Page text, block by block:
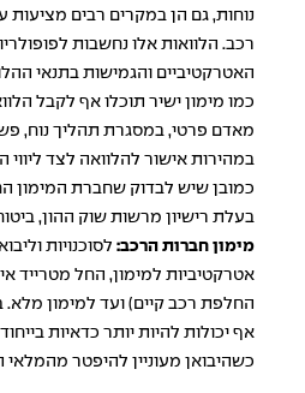
רכב. הלוואות אלו נחשבות
האטרקטיביים והגמישות בתנאי
כמו מימון ישיר תוכלו אף לקבל
מאדם פרטי, במסגרת תהליך נוח,
במהירות אישור להלוואה לצד
כמובן שיש לבדוק שחברת המימון
בעלת רישיון מרשות שוק ההון,
מימון חברות הרכב: לסוכנויות
אטרקטיביות למימון, החל מטרייד
החלפת רכב קיים) ועד למימון
אף יכולות להיות יותר כדאיות
כשהיבואן מעוניין להיפטר מהמלאי